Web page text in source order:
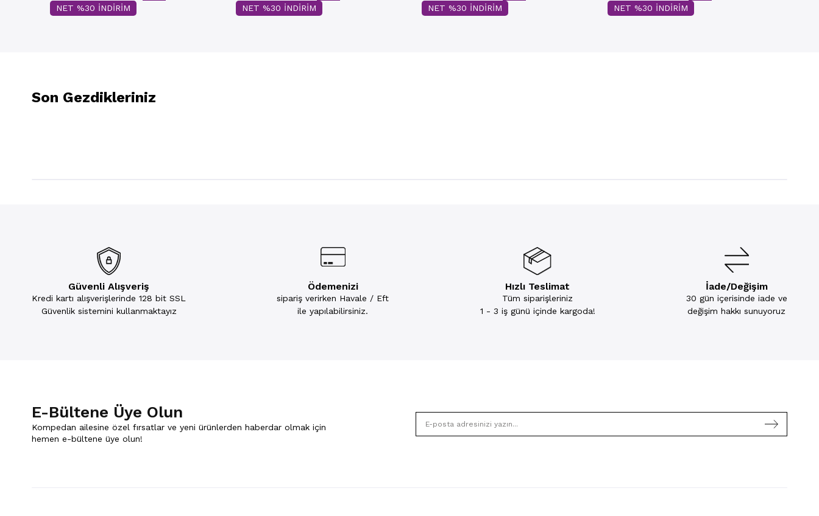
NET %30 İNDİRİM
NET %30 İNDİRİM
NET %30 İNDİRİM
NET %30 İNDİRİM
Son Gezdikleriniz
Güvenli Alışveriş
Kredi kartı alışverişlerinde 128 bit SSL
Güvenlik sistemini kullanmaktayız
Ödemenizi
sipariş verirken Havale / Eft
ile yapılabilirsiniz.
Hızlı Teslimat
Tüm siparişleriniz
1 - 3 iş günü içinde kargoda!
İade/Değişim
30 gün içerisinde iade ve
değişim hakkı sunuyoruz
E-Bültene Üye Olun
Kompedan ailesine özel fırsatlar ve yeni ürünlerden haberdar olmak için
hemen e-bültene üye olun!